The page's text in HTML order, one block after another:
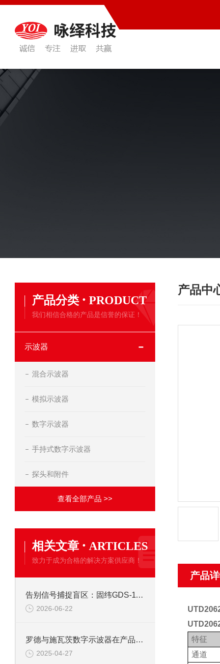
产品分类 · PRODUCT
我们相信合格的产品是信誉的保证！
示波器
混合示波器
模拟示波器
数字示波器
手持式数字示波器
探头和附件
查看全部产品 >>
相关文章 · ARTICLES
致力于成为合格的解决方案供应商！
告别信号捕捉盲区：固纬GDS-1102示波器峰值侦测与触发系统全攻略
2026-06-22
罗德与施瓦茨数字示波器在产品开发中的关键作用
2025-04-27
产品中
产品
特征
通道